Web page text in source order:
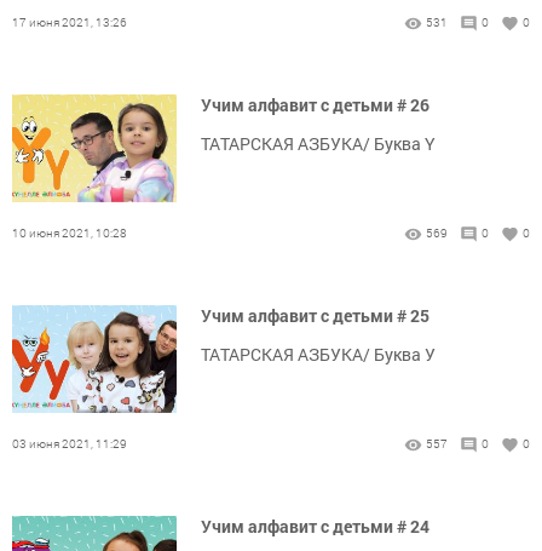
17 июня 2021, 13:26 531 0 0
Учим алфавит с детьми # 26
ТАТАРСКАЯ АЗБУКА/ Буква Ү
10 июня 2021, 10:28 569 0 0
Учим алфавит с детьми # 25
ТАТАРСКАЯ АЗБУКА/ Буква У
03 июня 2021, 11:29 557 0 0
Учим алфавит с детьми # 24